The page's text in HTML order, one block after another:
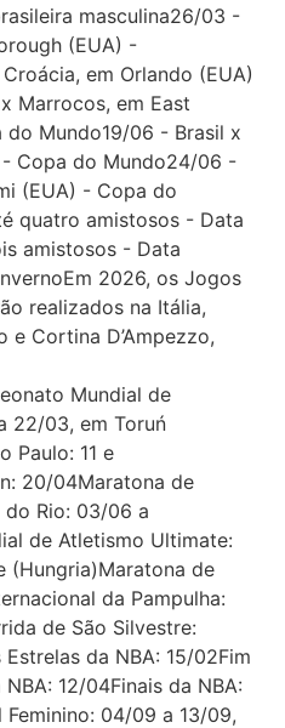
masculina26/03 -
(EUA) -
em Orlando (EUA)
Marrocos, em East
Mundo19/06 - Brasil x
Copa do Mundo24/06 -
(EUA) - Copa do
quatro amistosos - Data
amistosos - Data
2026, os Jogos
realizados na Itália,
e Cortina D’Ampezzo,
Mundial de
22/03, em Toruń
Paulo: 11 e
20/04Maratona de
Rio: 03/06 a
de Atletismo Ultimate:
(Hungria)Maratona de
da Pampulha:
de São Silvestre:
da NBA: 15/02Fim
12/04Finais da NBA:
04/09 a 13/09,